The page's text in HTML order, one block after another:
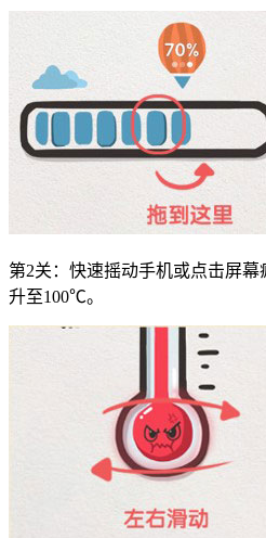
第2关：快速摇动手机或点击屏
升至100℃。